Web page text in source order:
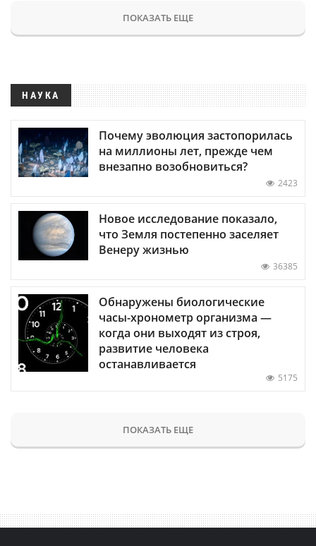
ПОКАЗАТЬ ЕЩЕ
НАУКА
Почему эволюция застопорилась
на миллионы лет, прежде чем
внезапно возобновиться?
2423
Новое исследование показало,
что Земля постепенно заселяет
Венеру жизнью
36385
Обнаружены биологические
часы-хронометр организма —
когда они выходят из строя,
развитие человека
останавливается
5175
ПОКАЗАТЬ ЕЩЕ